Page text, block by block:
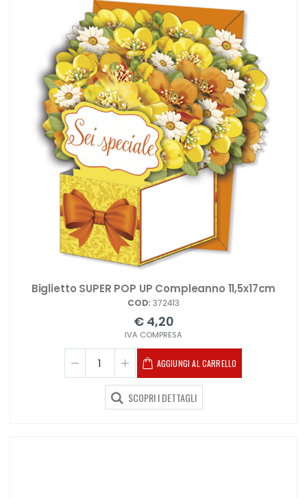
Biglietto SUPER POP UP Compleanno 11,5x17cm
COD: 372413
€ 4,20
IVA COMPRESA
AGGIUNGI AL CARRELLO
SCOPRI I DETTAGLI